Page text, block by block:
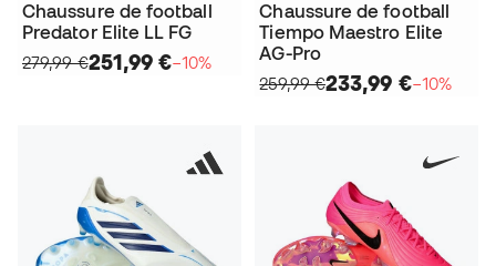
Chaussure de football
Predator Elite LL FG
279,99 €251,99 €−10%
Chaussure de football
Tiempo Maestro Elite
AG-Pro
259,99 €233,99 €−10%